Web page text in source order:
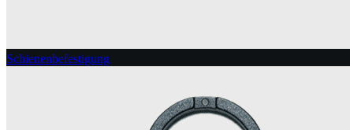
Schienenbefestigung